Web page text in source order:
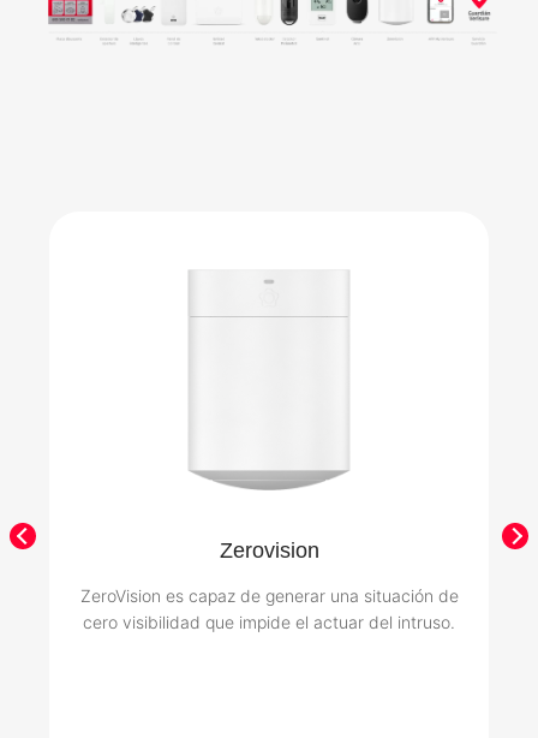
Zerovision
ZeroVision es capaz de generar una situación de
cero visibilidad que impide el actuar del intruso.